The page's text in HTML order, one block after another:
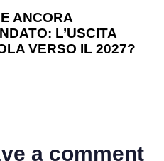
ANCORA
L’USCITA
VERSO IL 2027?
a comment